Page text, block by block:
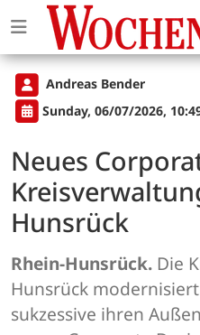
Andreas Bender
Sunday, 06/07/2026,
Neues
Hunsrück
Rhein-Hunsrück. Die
Hunsrück
sukzessive ihren